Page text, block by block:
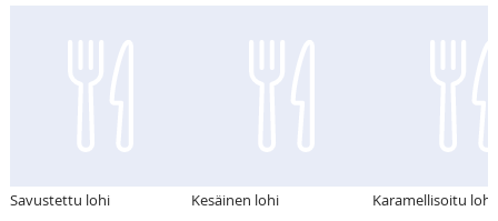
Savustettu lohi Kesäinen lohi Karamellisoitu lohi